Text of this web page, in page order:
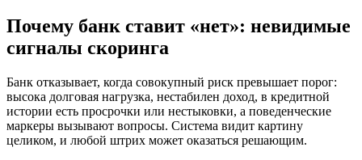
Почему банк ставит «нет»: невидимые
сигналы скоринга
Банк отказывает, когда совокупный риск превышает порог:
высока долговая нагрузка, нестабилен доход, в кредитной
истории есть просрочки или нестыковки, а поведенческие
маркеры вызывают вопросы. Система видит картину
целиком, и любой штрих может оказаться решающим.